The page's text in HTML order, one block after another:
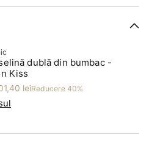
dublă din bumbac -
Kiss
leiReducere 40%